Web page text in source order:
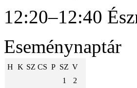
12:20–12:40
Eseménynaptár
H K SZ CS P SZ V
1
2